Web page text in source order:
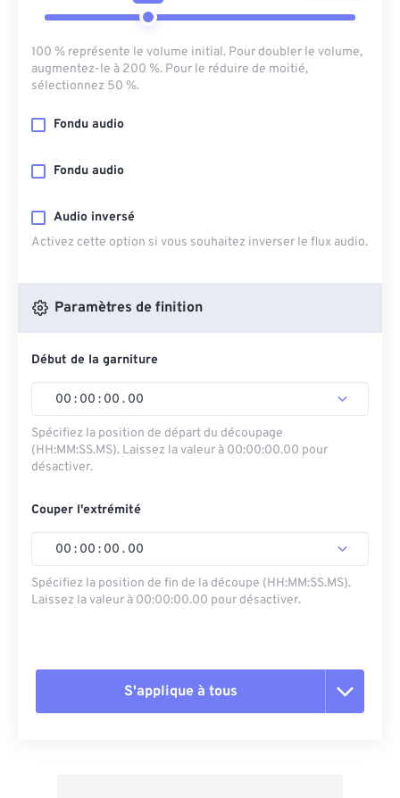
100 % représente le volume initial. Pour doubler le volume,
augmentez-le à 200 %. Pour le réduire de moitié,
sélectionnez 50 %.
Fondu audio
Fondu audio
Audio inversé
Activez cette option si vous souhaitez inverser le flux audio.
Paramètres de finition
Début de la garniture
00 : 00 : 00 . 00
Spécifiez la position de départ du découpage
(HH:MM:SS.MS). Laissez la valeur à 00:00:00.00 pour
désactiver.
Couper l'extrémité
00 : 00 : 00 . 00
Spécifiez la position de fin de la découpe (HH:MM:SS.MS).
Laissez la valeur à 00:00:00.00 pour désactiver.
S'applique à tous